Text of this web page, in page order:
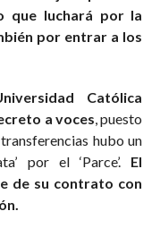
que luchará por la
por entrar a los
Católica
a voces, puesto
hubo un
por el ‘Parce’. El
de su contrato con